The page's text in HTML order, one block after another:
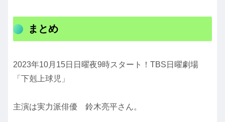
まとめ
2023年10月15日日曜夜9時スタート！TBS日曜劇場
「下剋上球児」
主演は実力派俳優 鈴木亮平さん。